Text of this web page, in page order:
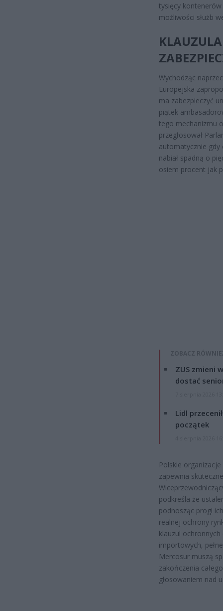
tysięcy kontenerów
możliwości służb
Wychodząc
Europejska
ma zabezpieczyć
piątek
tego mechanizmu
przegłosował
automatycznie gdy
nabiał spadną o
osiem procent jak
ZOBACZ
ZUS zmieni
dostać
Lidl
początek
Polskie
zapewnia
podkreśla że
podnosząc progi
realnej ochrony
klauzul
importowych,
Mercosur muszą
zakończenia
głosowaniem nad